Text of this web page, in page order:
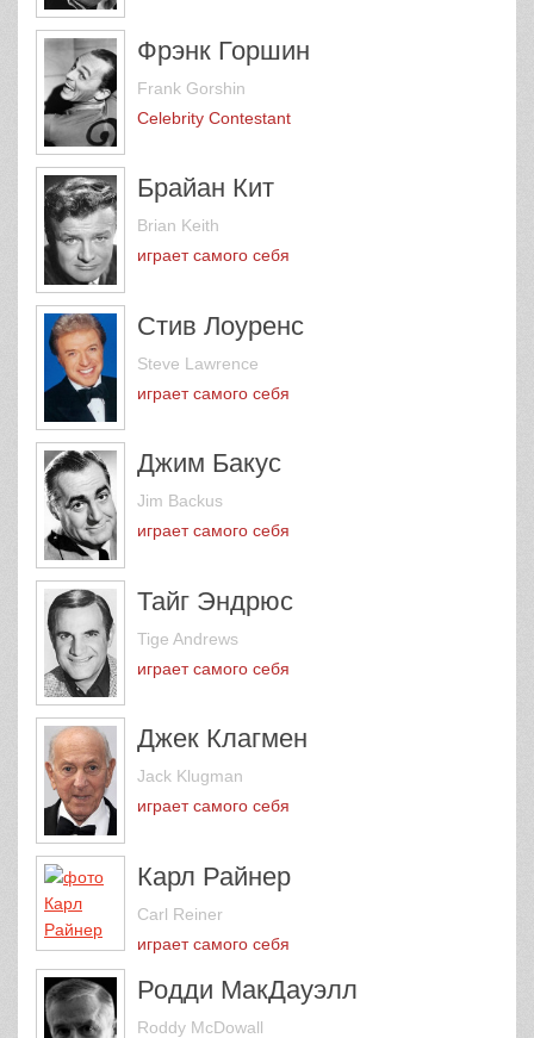
Фрэнк Горшин
Frank Gorshin
Celebrity Contestant
Брайан Кит
Brian Keith
играет самого себя
Стив Лоуренс
Steve Lawrence
играет самого себя
Джим Бакус
Jim Backus
играет самого себя
Тайг Эндрюс
Tige Andrews
играет самого себя
Джек Клагмен
Jack Klugman
играет самого себя
Карл Райнер
Carl Reiner
играет самого себя
Родди МакДауэлл
Roddy McDowall